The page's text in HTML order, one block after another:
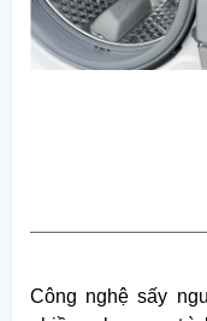
Công nghệ sấy